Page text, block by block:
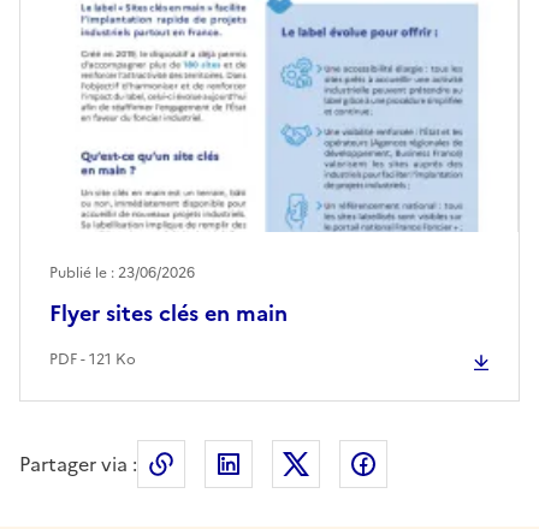
Flyer sites clés en main
Publié le : 23/06/2026
PDF - 121 Ko
Partager via : Copier le lien de la page dans le
LinkedIn